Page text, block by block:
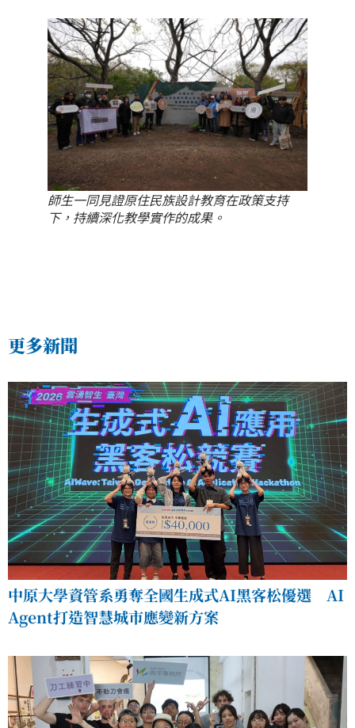
師生一同見證原住民族設計教育在政策支持
下，持續深化教學實作的成果。
更多新聞
中原大學資管系勇奪全國生成式AI黑客松優選 AI
Agent打造智慧城市應變新方案